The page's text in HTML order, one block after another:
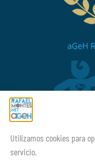
Utilizamos cookies para
servicio.